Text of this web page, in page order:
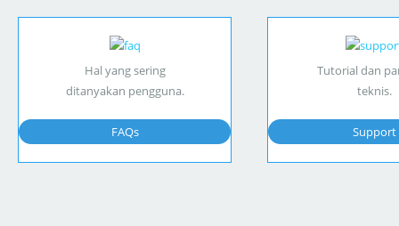
Hal yang sering
ditanyakan pengguna.
FAQs
Tutorial dan
teknis.
Support